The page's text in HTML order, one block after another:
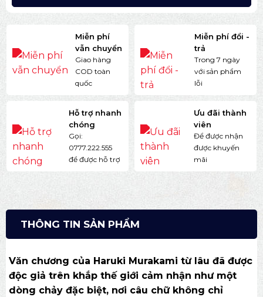
Miễn phí
vẫn chuyển
Giao hàng
COD toàn
quốc
Miễn phí đổi -
trả
Trong 7 ngày
với sản phẩm
lỗi
Hỗ trợ nhanh
chóng
Gọi:
0777.222.555
để được hỗ trợ
Ưu đãi thành
viên
Để được nhận
được khuyến
mãi
THÔNG TIN SẢN PHẨM
Văn chương của Haruki Murakami từ lâu đã được
độc giả trên khắp thế giới cảm nhận như một
dòng chảy đặc biệt, nơi câu chữ không chỉ